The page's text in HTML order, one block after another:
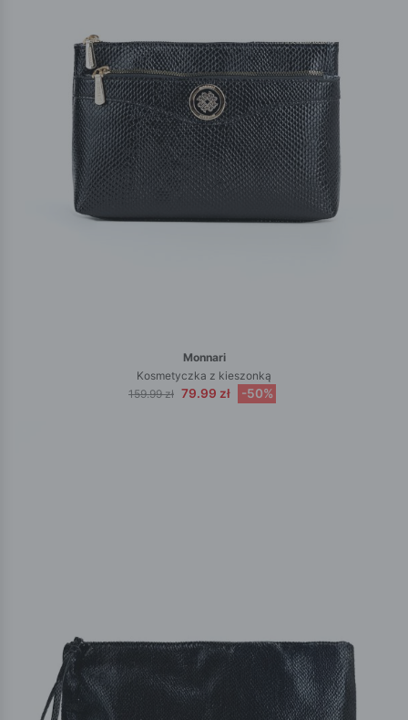
Monnari
Kosmetyczka z kieszonką
159.99 zł 79.99 zł -50%